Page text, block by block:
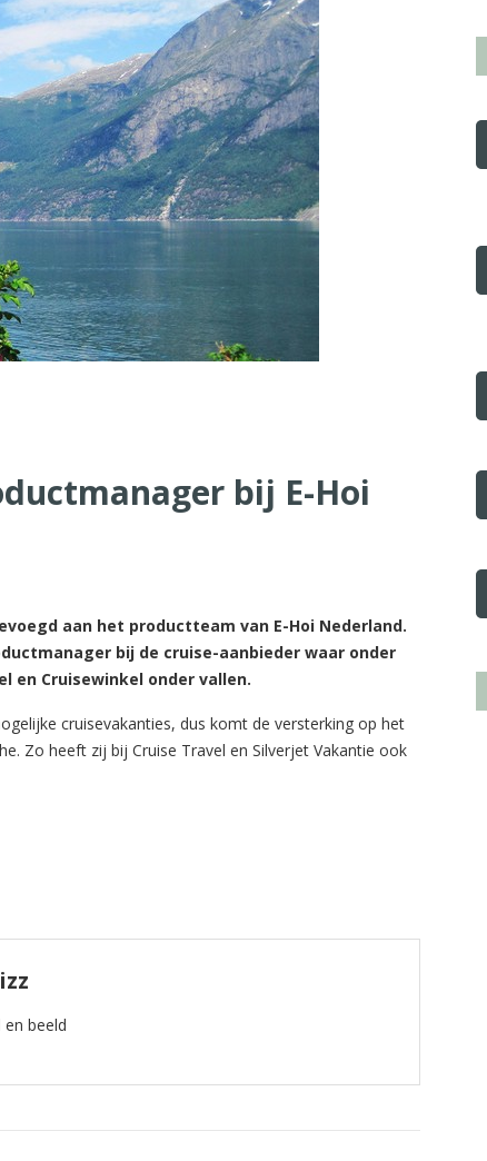
bij E-Hoi
aan het productteam van E-Hoi Nederland.
bij de cruise-aanbieder waar onder
en Cruisewinkel onder vallen.
cruisevakanties, dus komt de versterking op het
Zo heeft zij bij Cruise Travel en Silverjet Vakantie ook
beeld